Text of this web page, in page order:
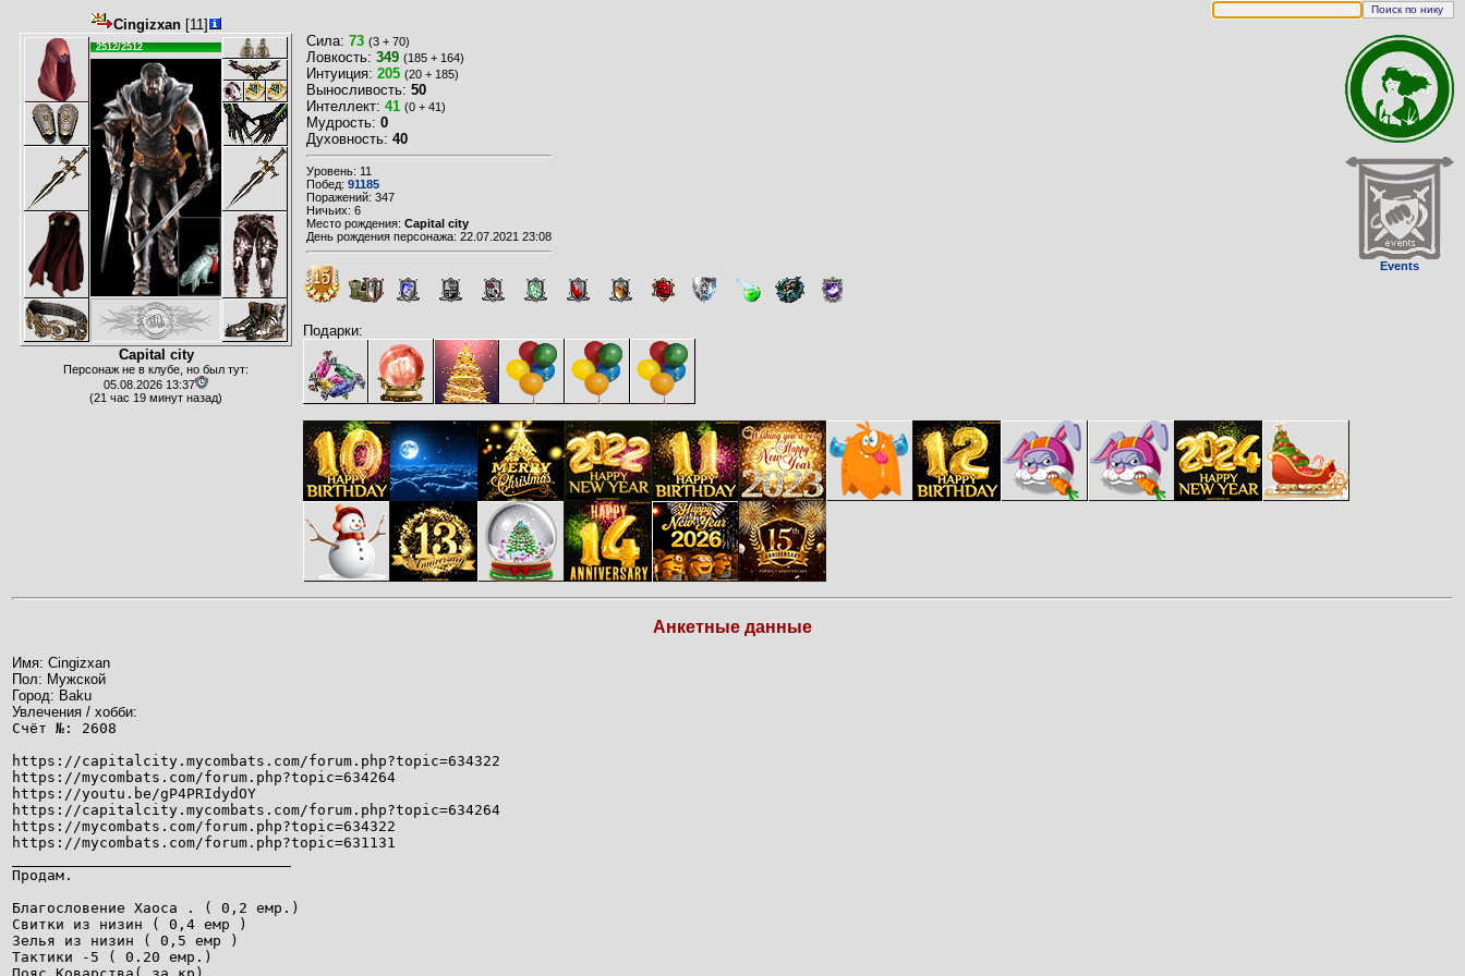
Events
Cingizxan[11]
2512/2512
Capital city
Персонаж не в клубе, но был тут:
05.08.2026 13:37
(21 час 19 минут назад)
Сила: 73 (3 + 70)
Ловкость: 349 (185 + 164)
Интуиция: 205 (20 + 185)
Выносливость: 50
Интеллект: 41 (0 + 41)
Мудрость: 0
Духовность: 40
Уровень: 11
Побед: 91185
Поражений: 347
Ничьих: 6
Место рождения: Capital city
День рождения персонажа: 22.07.2021 23:08
Подарки:
Анкетные данные
Имя: Cingizxan
Пол: Мужской
Город: Baku
Увлечения / хобби:
Счёт №: 2608
https://capitalcity.mycombats.com/forum.php?topic=634322
https://mycombats.com/forum.php?topic=634264
https://youtu.be/gP4PRIdydOY
https://capitalcity.mycombats.com/forum.php?topic=634264
https://mycombats.com/forum.php?topic=634322
https://mycombats.com/forum.php?topic=631131
Продам.
Благословение Хаоса . ( 0,2 емр.)
Свитки из низин ( 0,4 емр )
Зелья из низин ( 0,5 емр )
Тактики -5 ( 0.20 емр.)